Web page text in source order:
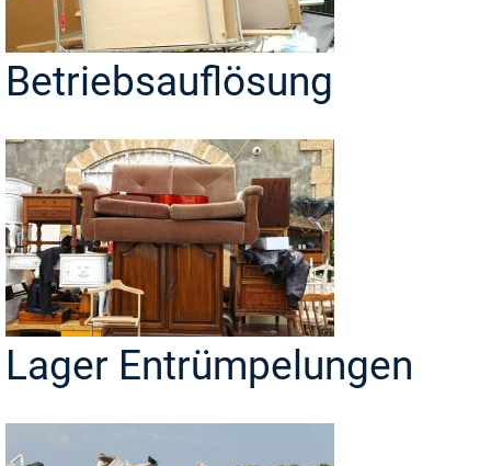
Betriebsauflösung
Lager Entrümpelungen